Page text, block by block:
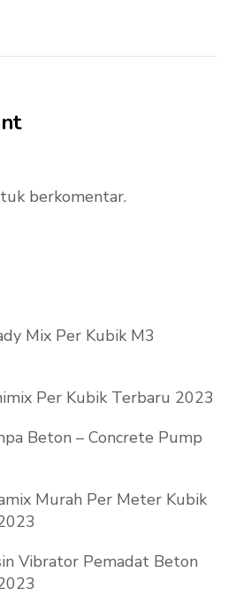
berkomentar.
Mix Per Kubik M3
Per Kubik Terbaru 2023
Beton – Concrete Pump
Murah Per Meter Kubik
Vibrator Pemadat Beton